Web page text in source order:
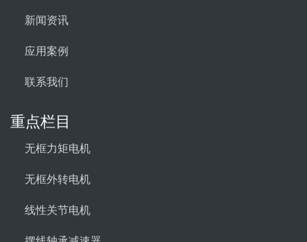
新闻资讯
应用案例
联系我们
重点栏目
无框力矩电机
无框外转电机
线性关节电机